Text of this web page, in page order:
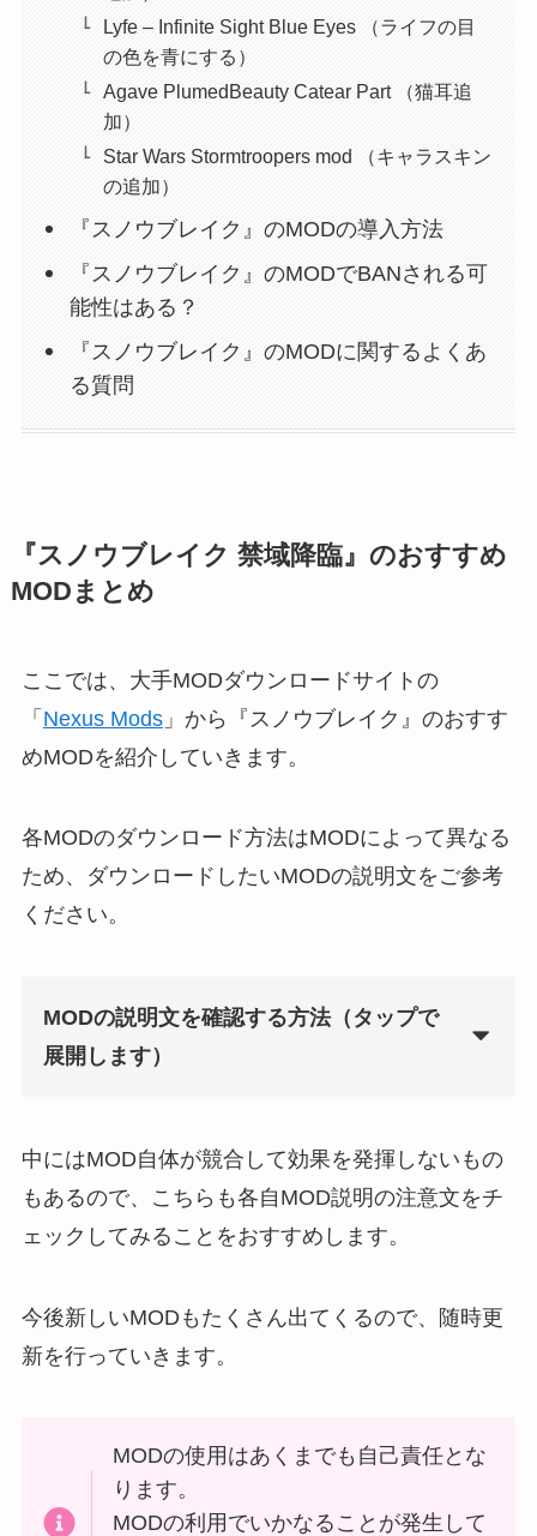
Lyfe – Infinite Sight Blue Eyes （ライフの目
の色を青にする）
Agave PlumedBeauty Catear Part （猫耳追
加）
Star Wars Stormtroopers mod （キャラスキン
の追加）
『スノウブレイク』のMODの導入方法
『スノウブレイク』のMODでBANされる可
能性はある？
『スノウブレイク』のMODに関するよくあ
る質問
『スノウブレイク 禁域降臨』のおすすめ
MODまとめ
ここでは、大手MODダウンロードサイトの
「 Nexus Mods」から『スノウブレイク』のおすす
めMODを紹介していきます。
各MODのダウンロード方法はMODによって異なる
ため、ダウンロードしたいMODの説明文をご参考
ください。
MODの説明文を確認する方法（タップで
展開します）
中にはMOD自体が競合して効果を発揮しないもの
もあるので、こちらも各自MOD説明の注意文をチ
ェックしてみることをおすすめします。
今後新しいMODもたくさん出てくるので、随時更
新を行っていきます。
MODの使用はあくまでも自己責任とな
ります。
MODの利用でいかなることが発生して